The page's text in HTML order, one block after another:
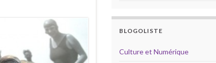
BLOGOLISTE
Culture et Numérique